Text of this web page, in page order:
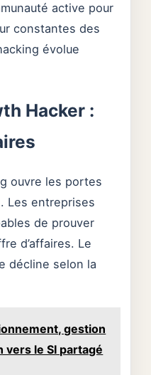
active pour
constantes des
évolue
Hacker :
ouvre les portes
Les entreprises
de prouver
d’affaires. Le
décline selon la
gestion
le SI partagé